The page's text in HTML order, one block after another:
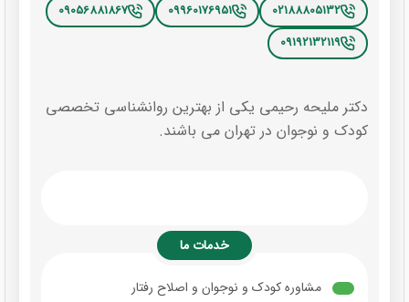
02188805132
09960176951
09056881867
09192132119
دکتر ملیحه رحیمی یکی از بهترین روانشناسی تخصصی
کودک و نوجوان در تهران می باشند.
خدمات ما
مشاوره کودک و نوجوان و اصلاح رفتار